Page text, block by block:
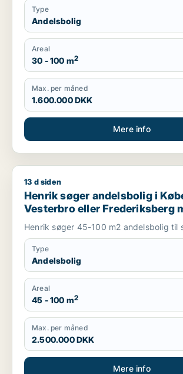
Type
Andelsbolig
Areal
30 - 100 m2
Max. per måned
1.600.000 DKK
Mere info
Henrik søger andelsbolig i København
13 d siden
Henrik søger andelsbolig i
Vesterbro eller Frederiksberg
Henrik søger 45-100 m2 andelsbolig til
Type
Andelsbolig
Areal
45 - 100 m2
Max. per måned
2.500.000 DKK
Mere info